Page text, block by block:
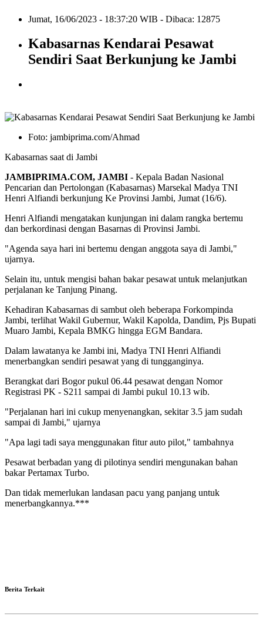
Jumat, 16/06/2023 - 18:37:20 WIB - Dibaca: 12875
Kabasarnas Kendarai Pesawat
Sendiri Saat Berkunjung ke Jambi
Foto: jambiprima.com/Ahmad
Kabasarnas saat di Jambi
JAMBIPRIMA.COM, JAMBI - Kepala Badan Nasional
Pencarian dan Pertolongan (Kabasarnas) Marsekal Madya TNI
Henri Alfiandi berkunjung Ke Provinsi Jambi, Jumat (16/6).
Henri Alfiandi mengatakan kunjungan ini dalam rangka bertemu
dan berkordinasi dengan Basarnas di Provinsi Jambi.
"Agenda saya hari ini bertemu dengan anggota saya di Jambi,"
ujarnya.
Selain itu, untuk mengisi bahan bakar pesawat untuk melanjutkan
perjalanan ke Tanjung Pinang.
Kehadiran Kabasarnas di sambut oleh beberapa Forkompinda
Jambi, terlihat Wakil Gubernur, Wakil Kapolda, Dandim, Pjs Bupati
Muaro Jambi, Kepala BMKG hingga EGM Bandara.
Dalam lawatanya ke Jambi ini, Madya TNI Henri Alfiandi
menerbangkan sendiri pesawat yang di tungganginya.
Berangkat dari Bogor pukul 06.44 pesawat dengan Nomor
Registrasi PK - S211 sampai di Jambi pukul 10.13 wib.
"Perjalanan hari ini cukup menyenangkan, sekitar 3.5 jam sudah
sampai di Jambi," ujarnya
"Apa lagi tadi saya menggunakan fitur auto pilot," tambahnya
Pesawat berbadan yang di pilotinya sendiri mengunakan bahan
bakar Pertamax Turbo.
Dan tidak memerlukan landasan pacu yang panjang untuk
menerbangkannya.***
Berita Terkait